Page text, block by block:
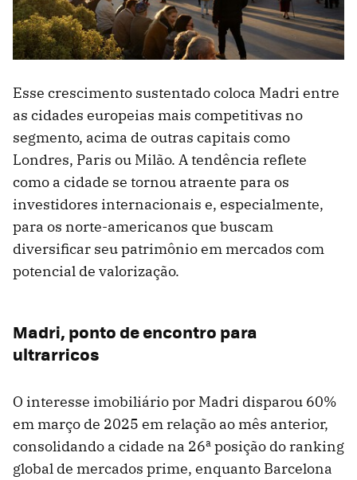
Esse crescimento sustentado coloca Madri entre
as cidades europeias mais competitivas no
segmento, acima de outras capitais como
Londres, Paris ou Milão. A tendência reflete
como a cidade se tornou atraente para os
investidores internacionais e, especialmente,
para os norte-americanos que buscam
diversificar seu patrimônio em mercados com
potencial de valorização.
Madri, ponto de encontro para
ultrarricos
O interesse imobiliário por Madri disparou 60%
em março de 2025 em relação ao mês anterior,
consolidando a cidade na 26ª posição do ranking
global de mercados prime, enquanto Barcelona